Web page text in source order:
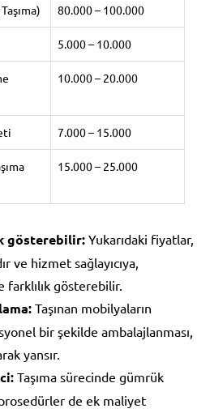
80.000 – 100.000
5.000 – 10.000
10.000 – 20.000
7.000 – 15.000
15.000 – 25.000
gösterebilir: Yukarıdaki fiyatlar,
ve hizmet sağlayıcıya,
gösterebilir.
Taşınan mobilyaların
bir şekilde ambalajlanması,
yansır.
Taşıma sürecinde gümrük
de ek maliyet